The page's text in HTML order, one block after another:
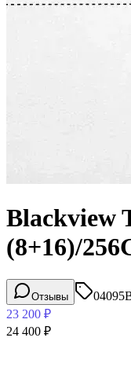
Blackview
(8+16)/
Отзывы 04095
23 200 ₽
24 400 ₽